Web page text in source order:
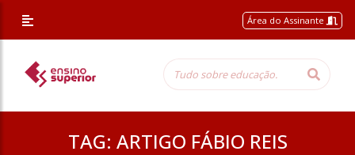
Área do Assinante
TAG: ARTIGO FÁBIO REIS